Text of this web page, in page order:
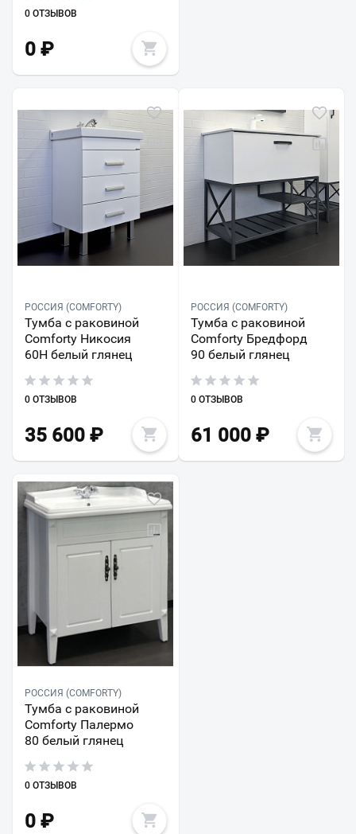
0 ОТЗЫВОВ
0 ₽
РОССИЯ (COMFORTY)
Тумба с раковиной
Comforty Никосия
60Н белый глянец
0 ОТЗЫВОВ
35 600 ₽
РОССИЯ (COMFORTY)
Тумба с раковиной
Comforty Бредфорд
90 белый глянец
0 ОТЗЫВОВ
61 000₽
РОССИЯ (COMFORTY)
Тумба с раковиной
Comforty Палермо
80 белый глянец
0 ОТЗЫВОВ
0 ₽